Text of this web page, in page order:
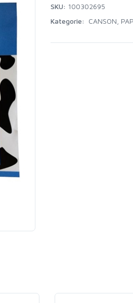
SKU: 100302695
Kategorie:
CANSON